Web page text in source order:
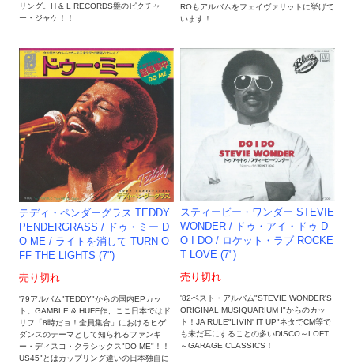
リング。H & L RECORDS盤のピクチャ
ー・ジャケ！！
ROもアルバムをフェイヴァリットに挙げて
います！
テディ・ペンダーグラス TEDDY
PENDERGRASS / ドゥ・ミー D
O ME / ライトを消して TURN O
FF THE LIGHTS (7")
売り切れ
'79アルバム"TEDDY"からの国内EPカッ
ト。GAMBLE & HUFF作、ここ日本ではド
リフ「8時だョ！全員集合」におけるヒゲ
ダンスのテーマとして知られるファンキ
ー・ディスコ・クラシックス"DO ME"！！
US45"とはカップリング違いの日本独自に
スティービー・ワンダー STEVIE
WONDER / ドゥ・アイ・ドゥ D
O I DO / ロケット・ラブ ROCKE
T LOVE (7")
売り切れ
'82ベスト・アルバム"STEVIE WONDER'S
ORIGINAL MUSIQUARIUM I"からのカッ
ト！JA RULE"LIVIN' IT UP"ネタでCM等で
も未だ耳にすることの多いDISCO～LOFT
～GARAGE CLASSICS！